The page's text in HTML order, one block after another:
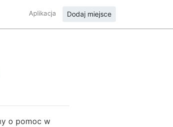
Aplikacja Dodaj miejsce
o pomoc w